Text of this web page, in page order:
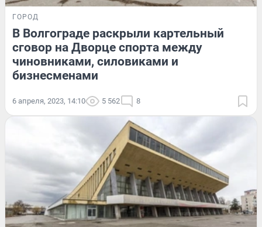
ГОРОД
В Волгограде раскрыли картельный
сговор на Дворце спорта между
чиновниками, силовиками и
бизнесменами
6 апреля, 2023, 14:10 5 562 8